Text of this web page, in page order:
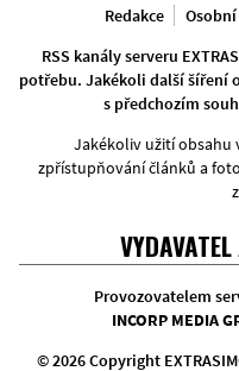
Redakce
RSS kanály serveru
potřebu. Jakékoli další šíření
s předchozím
Jakékoliv užití obsahu
zpřístupňování článků a
Provozovatelem
INCORP MEDIA
© 2026 Copyright